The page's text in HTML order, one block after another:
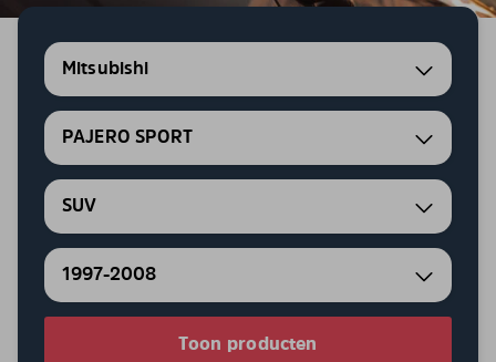
Mitsubishi
PAJERO SPORT
SUV
1997-2008
Toon producten